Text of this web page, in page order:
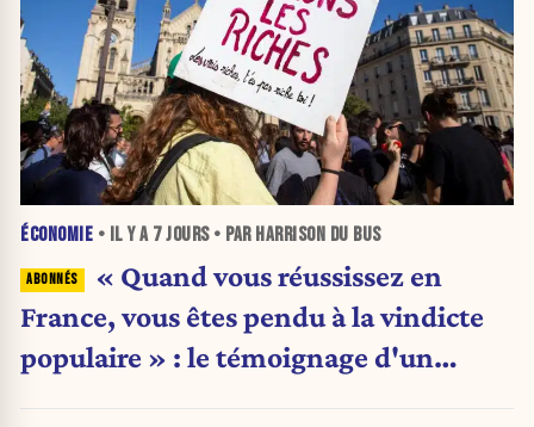
ÉCONOMIE • IL Y A 7 JOURS• PAR HARRISON DU BUS
« Quand vous réussissez en
France, vous êtes pendu à la vindicte
populaire » : le témoignage d'un